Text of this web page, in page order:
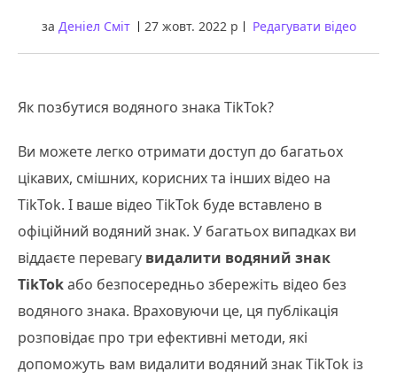
за Деніел Сміт 27 жовт. 2022 р Редагувати відео
Як позбутися водяного знака TikTok?
Ви можете легко отримати доступ до багатьох
цікавих, смішних, корисних та інших відео на
TikTok. І ваше відео TikTok буде вставлено в
офіційний водяний знак. У багатьох випадках ви
віддаєте перевагу видалити водяний знак
TikTokабо безпосередньо збережіть відео без
водяного знака. Враховуючи це, ця публікація
розповідає про три ефективні методи, які
допоможуть вам видалити водяний знак TikTok із